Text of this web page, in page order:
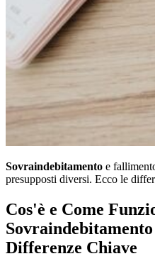
Sovraindebitamento e
presupposti diversi. Ecco le
Cos'è e Come
Differenze Chiave